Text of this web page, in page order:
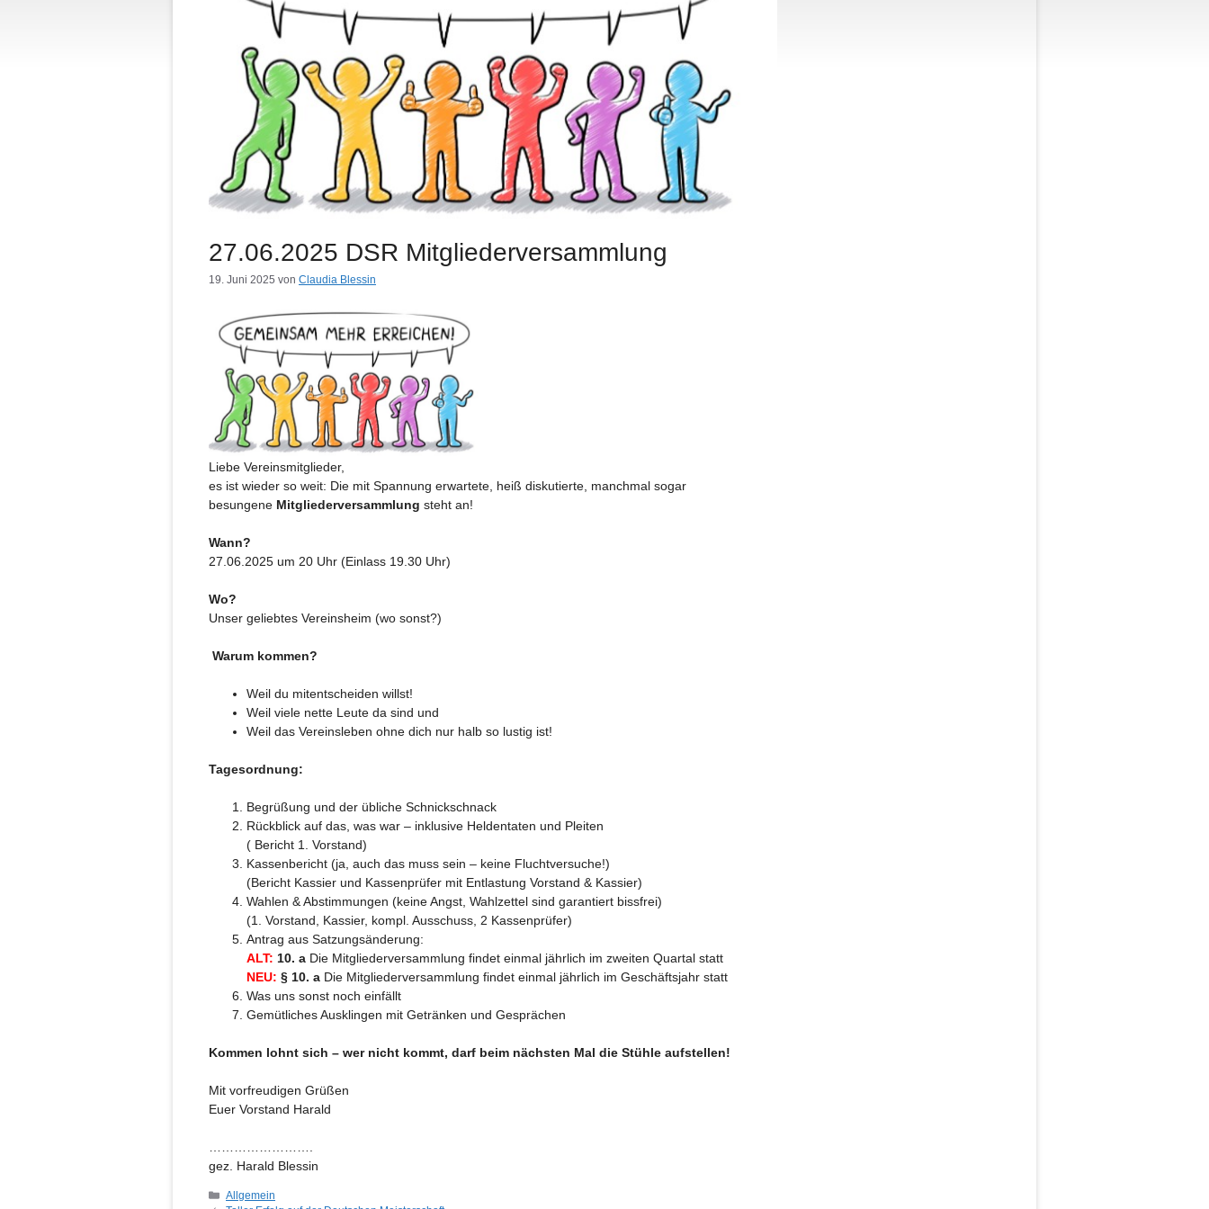
27.06.2025 DSR Mitgliederversammlung
19. Juni 2025 von Claudia Blessin
Liebe Vereinsmitglieder,
es ist wieder so weit: Die mit Spannung erwartete, heiß diskutierte, manchmal sogar
besungene Mitgliederversammlung steht an!
Wann?
27.06.2025 um 20 Uhr (Einlass 19.30 Uhr)
Wo?
Unser geliebtes Vereinsheim (wo sonst?)
Warum kommen?
Weil du mitentscheiden willst!
Weil viele nette Leute da sind und
Weil das Vereinsleben ohne dich nur halb so lustig ist!
Tagesordnung:
Begrüßung und der übliche Schnickschnack
Rückblick auf das, was war – inklusive Heldentaten und Pleiten
( Bericht 1. Vorstand)
Kassenbericht (ja, auch das muss sein – keine Fluchtversuche!)
(Bericht Kassier und Kassenprüfer mit Entlastung Vorstand & Kassier)
Wahlen & Abstimmungen (keine Angst, Wahlzettel sind garantiert bissfrei)
(1. Vorstand, Kassier, kompl. Ausschuss, 2 Kassenprüfer)
Antrag aus Satzungsänderung:
ALT: 10. a Die Mitgliederversammlung findet einmal jährlich im zweiten Quartal statt
NEU: § 10. a Die Mitgliederversammlung findet einmal jährlich im Geschäftsjahr statt
Was uns sonst noch einfällt
Gemütliches Ausklingen mit Getränken und Gesprächen
Kommen lohnt sich – wer nicht kommt, darf beim nächsten Mal die Stühle aufstellen!
Mit vorfreudigen Grüßen
Euer Vorstand Harald
gez. Harald Blessin
Kategorien
Allgemein